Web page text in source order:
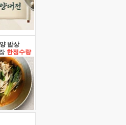
밥상
한정수량